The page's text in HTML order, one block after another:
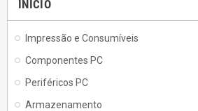
INÍCIO
Impressão e Consumíveis
Componentes PC
Periféricos PC
Armazenamento